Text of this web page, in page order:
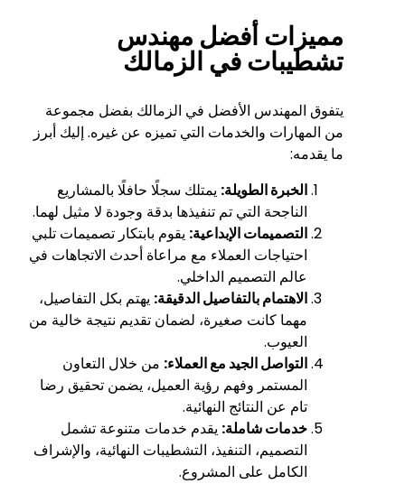
مميزات أفضل مهندس
تشطيبات في الزمالك
يتفوق المهندس الأفضل في الزمالك بفضل مجموعة
من المهارات والخدمات التي تميزه عن غيره. إليك أبرز
ما يقدمه:
الخبرة الطويلة: يمتلك سجلًا حافلًا بالمشاريع
الناجحة التي تم تنفيذها بدقة وجودة لا مثيل لهما.
التصميمات الإبداعية: يقوم بابتكار تصميمات تلبي
احتياجات العملاء مع مراعاة أحدث الاتجاهات في
عالم التصميم الداخلي.
الاهتمام بالتفاصيل الدقيقة: يهتم بكل التفاصيل،
مهما كانت صغيرة، لضمان تقديم نتيجة خالية من
العيوب.
التواصل الجيد مع العملاء: من خلال التعاون
المستمر وفهم رؤية العميل، يضمن تحقيق رضا
تام عن النتائج النهائية.
خدمات شاملة: يقدم خدمات متنوعة تشمل
التصميم، التنفيذ، التشطيبات النهائية، والإشراف
الكامل على المشروع.